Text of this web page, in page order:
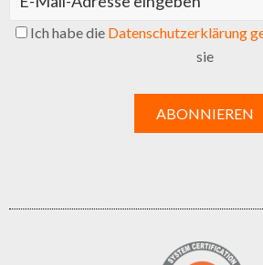
Ich habe die Datenschutzerklärung
sie